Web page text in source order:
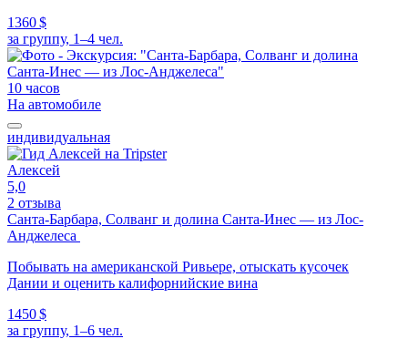
1360 $
за группу, 1–4 чел.
10 часов
На автомобиле
индивидуальная
Алексей
5,0
2 отзыва
Санта-Барбара, Солванг и долина Санта-Инес — из Лос-
Анджелеса
Побывать на американской Ривьере, отыскать кусочек
Дании и оценить калифорнийские вина
1450 $
за группу, 1–6 чел.